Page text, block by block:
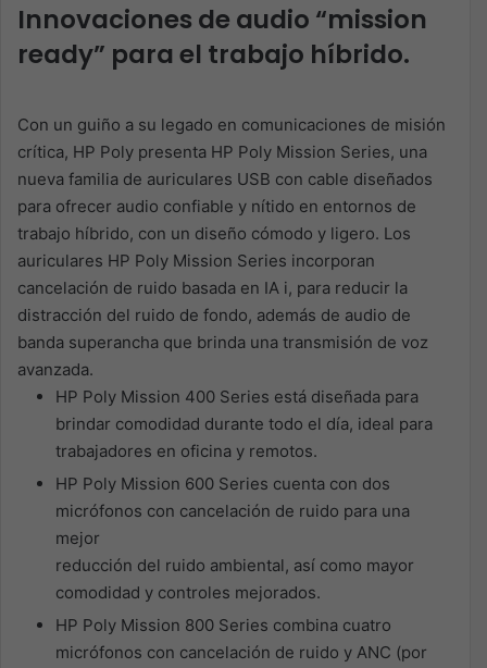
Innovaciones de audio “mission
ready” para el trabajo híbrido.
Con un guiño a su legado en comunicaciones de misión
crítica, HP Poly presenta HP Poly Mission Series, una
nueva familia de auriculares USB con cable diseñados
para ofrecer audio confiable y nítido en entornos de
trabajo híbrido, con un diseño cómodo y ligero. Los
auriculares HP Poly Mission Series incorporan
cancelación de ruido basada en IA i, para reducir la
distracción del ruido de fondo, además de audio de
banda superancha que brinda una transmisión de voz
avanzada.
HP Poly Mission 400 Series está diseñada para
brindar comodidad durante todo el día, ideal para
trabajadores en oficina y remotos.
HP Poly Mission 600 Series cuenta con dos
micrófonos con cancelación de ruido para una
mejor
reducción del ruido ambiental, así como mayor
comodidad y controles mejorados.
HP Poly Mission 800 Series combina cuatro
micrófonos con cancelación de ruido y ANC (por